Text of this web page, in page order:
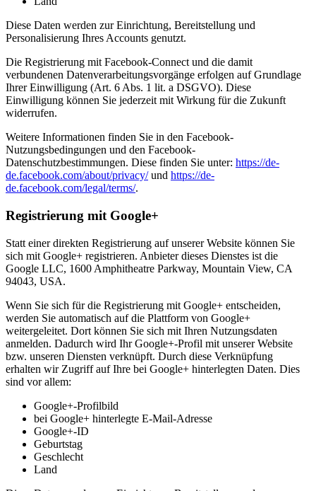
Diese Daten werden zur Einrichtung, Bereitstellung und
Personalisierung Ihres Accounts genutzt.
Die Registrierung mit Facebook-Connect und die damit
verbundenen Datenverarbeitungsvorgänge erfolgen auf Grundlage
Ihrer Einwilligung (Art. 6 Abs. 1 lit. a DSGVO). Diese
Einwilligung können Sie jederzeit mit Wirkung für die Zukunft
widerrufen.
Weitere Informationen finden Sie in den Facebook-
Nutzungsbedingungen und den Facebook-
Datenschutzbestimmungen. Diese finden Sie unter: https://de-
de.facebook.com/about/privacy/und https://de-
de.facebook.com/legal/terms/.
Registrierung mit Google+
Statt einer direkten Registrierung auf unserer Website können Sie
sich mit Google+ registrieren. Anbieter dieses Dienstes ist die
Google LLC, 1600 Amphitheatre Parkway, Mountain View, CA
94043, USA.
Wenn Sie sich für die Registrierung mit Google+ entscheiden,
werden Sie automatisch auf die Plattform von Google+
weitergeleitet. Dort können Sie sich mit Ihren Nutzungsdaten
anmelden. Dadurch wird Ihr Google+-Profil mit unserer Website
bzw. unseren Diensten verknüpft. Durch diese Verknüpfung
erhalten wir Zugriff auf Ihre bei Google+ hinterlegten Daten. Dies
sind vor allem:
Google+-Profilbild
bei Google+ hinterlegte E-Mail-Adresse
Google+-ID
Geburtstag
Geschlecht
Land